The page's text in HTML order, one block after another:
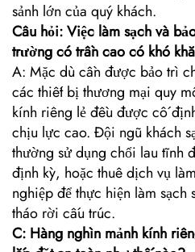
sảnh lớn của quý khách.
Câu hỏi: Việc làm sạch và
trường có trần cao có khó
A: Mặc dù cần được bảo trì
các thiết bị thương mại quy
kính riêng lẻ đều được cố
chịu lực cao. Đội ngũ khách
thường sử dụng chổi lau tĩnh
định kỳ, hoặc thuê dịch vụ
nghiệp để thực hiện làm sạch
tháo rời cấu trúc.
C: Hàng nghìn mảnh kính